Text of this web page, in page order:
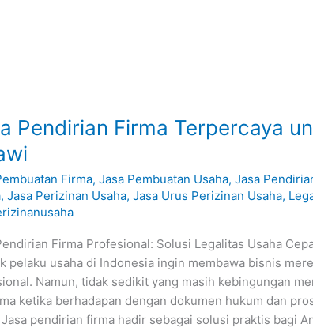
Pendirian Firma Terpercaya
Firma,Jasa Pembuatan Usaha,Jasa
,Jasa Perizinan Usaha,Jasa Urus Perizinan Usaha,
Firma Profesional: Solusi Legalitas Usaha
pelaku usaha di Indonesia ingin membawa bisnis
Namun, tidak sedikit yang masih kebingungan
ketika berhadapan dengan dokumen hukum dan
pendirian firma hadir sebagai solusi praktis bagi